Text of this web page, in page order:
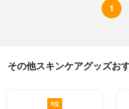
1
その他スキンケアグッズお
1位